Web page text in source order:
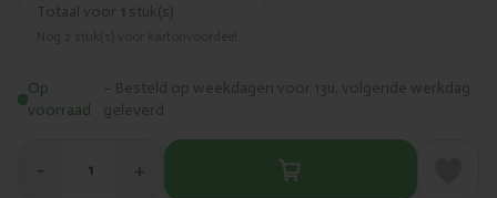
Totaal voor 1 stuk(s)
Op
voorraad
– Besteld op weekdagen voor 13u, volgende werkdag
geleverd
− 1 +